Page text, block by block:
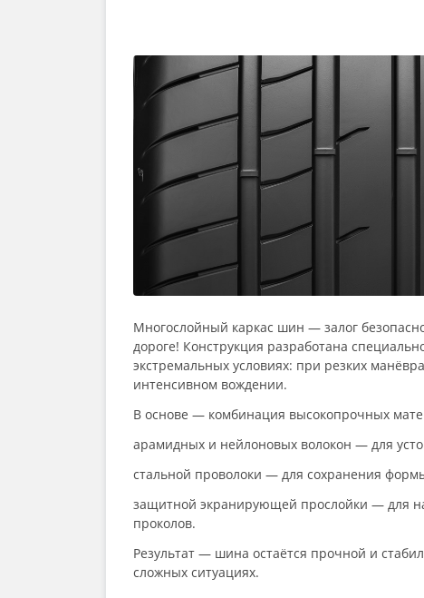
Многослойный каркас шин — залог
дороге! Конструкция разработана
экстремальных условиях: при резких
интенсивном вождении.
В основе — комбинация высокопрочных
арамидных и нейлоновых волокон — для
стальной проволоки — для сохранения
защитной экранирующей прослойки — для
проколов.
Результат — шина остаётся прочной и
сложных ситуациях.